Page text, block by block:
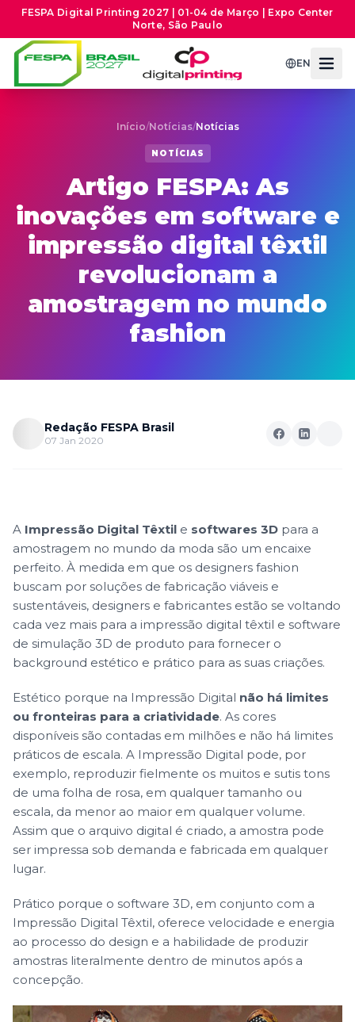
FESPA Digital Printing 2027 | 01-04 de Março | Expo Center
Norte, São Paulo
EN
Início/Notícias/Notícias
NOTÍCIAS
Artigo FESPA: As
inovações em software e
impressão digital têxtil
revolucionam a
amostragem no mundo
fashion
Redação FESPA Brasil
07 Jan 2020
A Impressão Digital Têxtil e softwares 3D para a
amostragem no mundo da moda são um encaixe
perfeito. À medida em que os designers fashion
buscam por soluções de fabricação viáveis e
sustentáveis, designers e fabricantes estão se voltando
cada vez mais para a impressão digital têxtil e software
de simulação 3D de produto para fornecer o
background estético e prático para as suas criações.
Estético porque na Impressão Digital não há limites
ou fronteiras para a criatividade. As cores
disponíveis são contadas em milhões e não há limites
práticos de escala. A Impressão Digital pode, por
exemplo, reproduzir fielmente os muitos e sutis tons
de uma folha de rosa, em qualquer tamanho ou
escala, da menor ao maior em qualquer volume.
Assim que o arquivo digital é criado, a amostra pode
ser impressa sob demanda e fabricada em qualquer
lugar.
Prático porque o software 3D, em conjunto com a
Impressão Digital Têxtil, oferece velocidade e energia
ao processo do design e a habilidade de produzir
amostras literalmente dentro de minutos após a
concepção.